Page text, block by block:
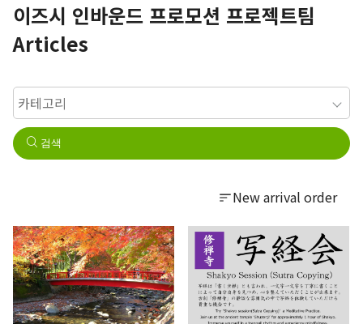
이즈시 인바운드 프로모션 프로젝트팀
Articles
검색
New arrival order